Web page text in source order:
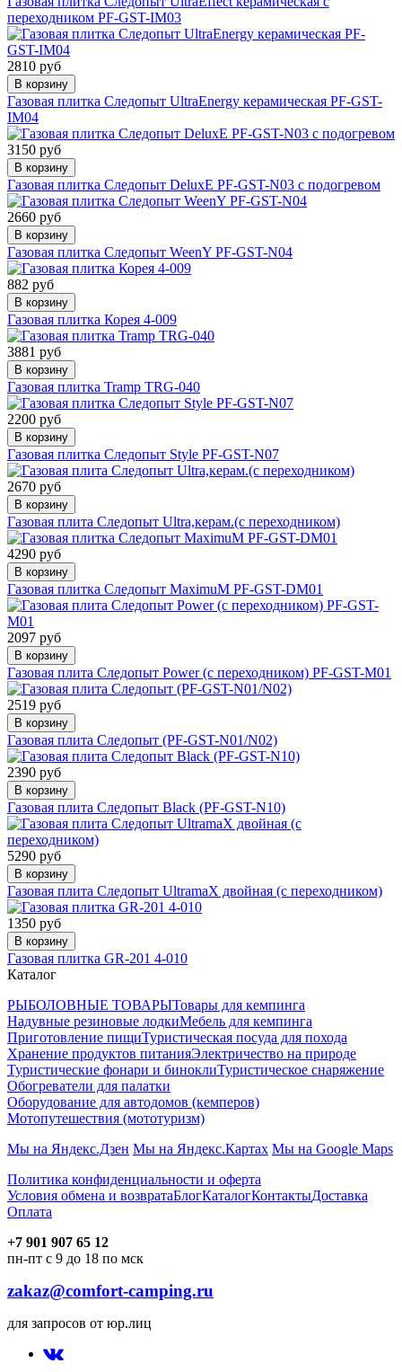
переходником PF-GST-IM03
2810 руб
В корзину
Газовая плитка Следопыт UltraEnergy керамическая PF-GST-
IM04
3150 руб
В корзину
Газовая плитка Следопыт DeluxE PF-GST-N03 с подогревом
2660 руб
В корзину
Газовая плитка Следопыт WeenY PF-GST-N04
882 руб
В корзину
Газовая плитка Корея 4-009
3881 руб
В корзину
Газовая плитка Tramp TRG-040
2200 руб
В корзину
Газовая плитка Следопыт Style PF-GST-N07
2670 руб
В корзину
Газовая плита Следопыт Ultra,керам.(с переходником)
4290 руб
В корзину
Газовая плитка Следопыт MaximuM PF-GST-DM01
2097 руб
В корзину
Газовая плита Следопыт Power (с переходником) PF-GST-M01
2519 руб
В корзину
Газовая плита Следопыт (PF-GST-N01/N02)
2390 руб
В корзину
Газовая плита Следопыт Black (PF-GST-N10)
5290 руб
В корзину
Газовая плита Следопыт UltramaX двойная (с переходником)
1350 руб
В корзину
Газовая плитка GR-201 4-010
Каталог
РЫБОЛОВНЫЕ ТОВАРЫТовары для кемпинга
Надувные резиновые лодкиМебель для кемпинга
Приготовление пищиТуристическая посуда для похода
Хранение продуктов питанияЭлектричество на природе
Туристические фонари и биноклиТуристическое снаряжение
Обогреватели для палатки
Оборудование для автодомов (кемперов)
Мотопутешествия (мототуризм)
Мы на Яндекс.Дзен Мы на Яндекс.Картах Мы на Google Maps
Политика конфиденциальности и оферта
Условия обмена и возвратаБлогКаталогКонтактыДоставка
Оплата
+7 901 907 65 12
пн-пт с 9 до 18 по мск
zakaz@comfort-camping.ru
для запросов от юр.лиц